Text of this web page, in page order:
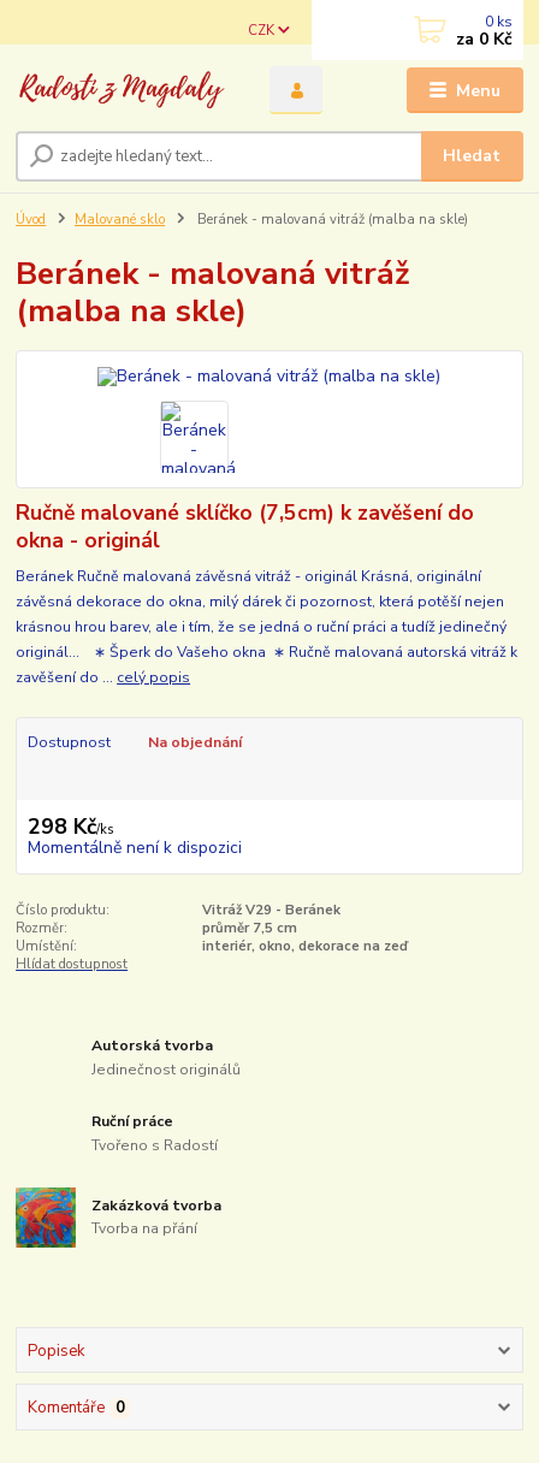
Menu
CZK
Hledat
0 ks
za 0 Kč
Úvod Malované sklo Beránek - malovaná vitráž (malba na skle)
Beránek - malovaná vitráž
(malba na skle)
Ručně malované sklíčko (7,5cm) k zavěšení do
okna - originál
Beránek Ručně malovaná závěsná vitráž - originál Krásná, originální
závěsná dekorace do okna, milý dárek či pozornost, která potěší nejen
krásnou hrou barev, ale i tím, že se jedná o ruční práci a tudíž jedinečný
originál... ∗ Šperk do Vašeho okna ∗ Ručně malovaná autorská vitráž k
zavěšení do ... celý popis
Dostupnost Na objednání
298 Kč/ks
Momentálně není k dispozici
Číslo produktu:
Vitráž V29 - Beránek
Rozměr:
průměr 7,5 cm
Umístění:
interiér, okno, dekorace na zeď
Hlídat dostupnost
Autorská tvorba
Jedinečnost originálů
Ruční práce
Tvořeno s Radostí
Zakázková tvorba
Tvorba na přání
Popisek
Komentáře 0